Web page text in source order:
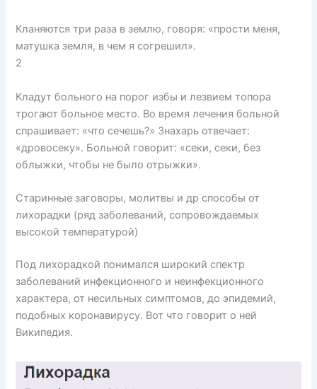
Кланяются три раза в землю, говоря: «прости меня,
матушка земля, в чем я согрешил».
2
Кладут больного на порог избы и лезвием топора
трогают больное место. Во время лечения больной
спрашивает: «что сечешь?» Знахарь отвечает:
«дровосеку». Больной говорит: «секи, секи, без
облыжки, чтобы не было отрыжки».
Старинные заговоры, молитвы и др способы от
лихорадки (ряд заболеваний, сопровождаемых
высокой температурой)
Под лихорадкой понимался широкий спектр
заболеваний инфекционного и неинфекционного
характера, от несильных симптомов, до эпидемий,
подобных коронавирусу. Вот что говорит о ней
Википедия.